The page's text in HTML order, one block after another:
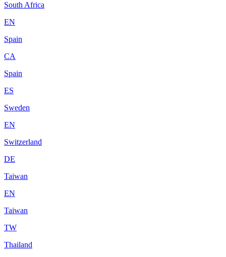
South Africa
EN
Spain
CA
Spain
ES
Sweden
EN
Switzerland
DE
Taiwan
EN
Taiwan
TW
Thailand